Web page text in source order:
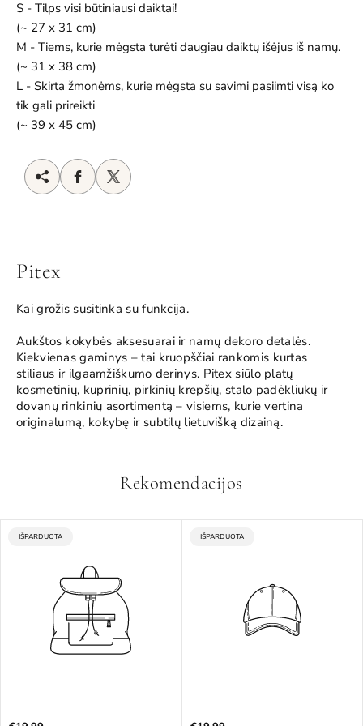
S - Tilps visi būtiniausi daiktai!
(~ 27 x 31 cm)
M - Tiems, kurie mėgsta turėti daugiau daiktų išėjus iš namų.
(~ 31 x 38 cm)
L - Skirta žmonėms, kurie mėgsta su savimi pasiimti visą ko
tik gali prireikti
(~ 39 x 45 cm)
Pitex
Kai grožis susitinka su funkcija.
Aukštos kokybės aksesuarai ir namų dekoro detalės.
Kiekvienas gaminys – tai kruopščiai rankomis kurtas
stiliaus ir ilgaamžiškumo derinys. Pitex siūlo platų
kosmetinių, kuprinių, pirkinių krepšių, stalo padėkliukų ir
dovanų rinkinių asortimentą – visiems, kurie vertina
originalumą, kokybę ir subtilų lietuvišką dizainą.
Rekomendacijos
:IŠPARDUOTA :IŠPARDUOTA